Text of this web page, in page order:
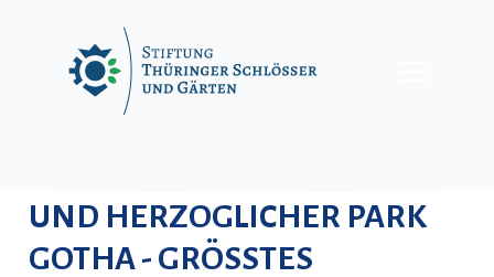
UND HERZOGLICHER PARK
GOTHA - GRÖSSTES I